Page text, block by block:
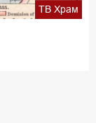
ТВ Храм